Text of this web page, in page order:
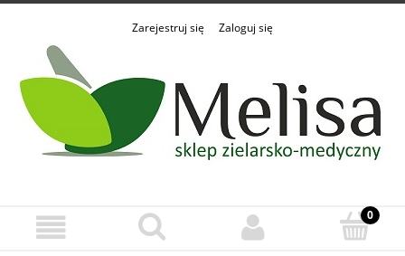
Zarejestruj się Zaloguj się